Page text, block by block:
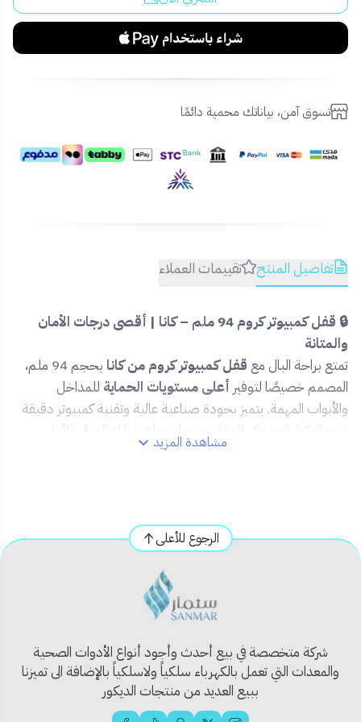
تسوق آمن، بياناتك محمية دائمًا
تفاصيل المنتج تقييمات العملاء
🔒 قفل كمبيوتر كروم 94 ملم – كانا | أقصى درجات الأمان
والمتانة
تمتع براحة البال مع قفل كمبيوتر كروم من كانا
بحجم 94 ملم،
المصمم خصيصًا لتوفير أعلى مستويات الحماية للمداخل
والأبواب المهمة. يتميز بجودة صناعية عالية وتقنية كمبيوتر دقيقة
تمنع التكرار العشوائي للمفاتيح، مما يجعله خيارك المثالي للأمان
🛡️تقنية كمبيوتر لتعزيز الأمان ضد الفتح العشوائي
تصميم كروم مقاوم للصدأ والتآكل
مناسب للأبواب الكبيرة، البوابات والمستودعات
📦 محتويات المنتج:
مشاهدة المزيد
الرجوع للأعلى
شركة متخصصة في بيع أحدث وأجود أنواع الأدوات الصحية
والمعدات التي تعمل بالكهرباء سلكياً ولاسلكياً بالإضافة الى تميزنا
ببيع العديد من منتجات الديكور